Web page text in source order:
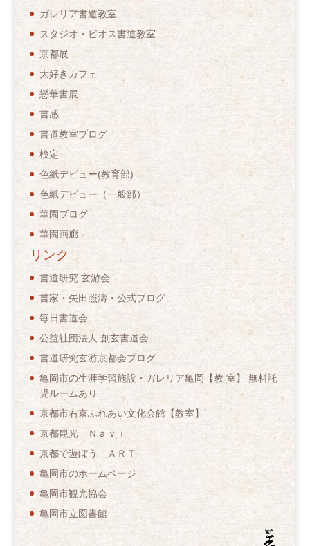
ガレリア書道教室
スタジオ・ビオス書道教室
京都展
大好きカフェ
戀華書展
書感
書道教室ブログ
検定
色紙デビュー(教育部)
色紙デビュー（一般部）
華園ブログ
華園画廊
リンク
書道研究 玄游会
書家・矢田照濤・公式ブログ
毎日書道会
公益社団法人 創玄書道会
書道研究玄游京都会ブログ
亀岡市の生涯学習施設・ガレリア亀岡【教 室】 無料託
児ルームあり
京都市右京ふれあい文化会館【教室】
京都観光 Ｎａｖｉ
京都で遊ぼう ＡＲＴ
亀岡市のホームページ
亀岡市観光協会
亀岡市立図書館